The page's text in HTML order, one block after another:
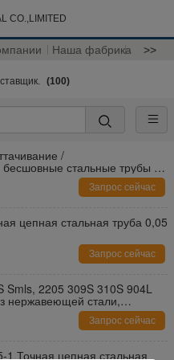
CO.,LIMITED
Наша фабрика >>
(100)
/
стальные трубы с
Запрос сейчас
цепная стальная труба 0,05
Запрос сейчас
Smls, 2205 309S 310S 904L
нержавеющей стали,
Запрос сейчас
1 Точная цепная стальная